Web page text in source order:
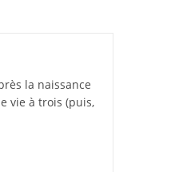
la naissance
vie à trois (puis,